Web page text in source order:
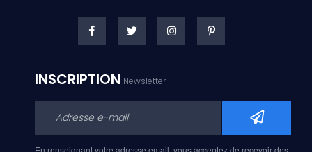
INSCRIPTION Newsletter
En renseignant votre adresse email, vous acceptez de recevoir des